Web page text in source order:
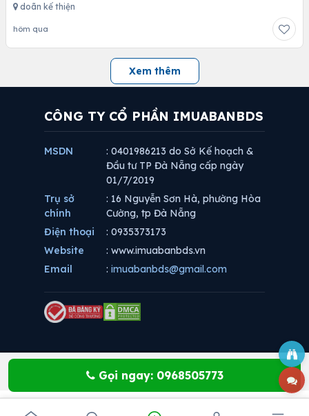
doãn kế thiện
hôm qua
Xem thêm
Gọi ngay: 0968505773
CÔNG TY CỔ PHẦN IMUABANBDS
MSDN
: 0401986213 do Sở Kế hoạch &
Đầu tư TP Đà Nẵng cấp ngày
01/7/2019
Trụ sở
chính
: 16 Nguyễn Sơn Hà, phường Hòa
Cường, tp Đà Nẵng
Điện thoại
: 0935373173
Website
: www.imuabanbds.vn
Email
: imuabanbds@gmail.com